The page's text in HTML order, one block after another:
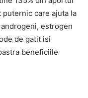
puternic care ajuta la
estrogen
de gatit isi
beneficiile